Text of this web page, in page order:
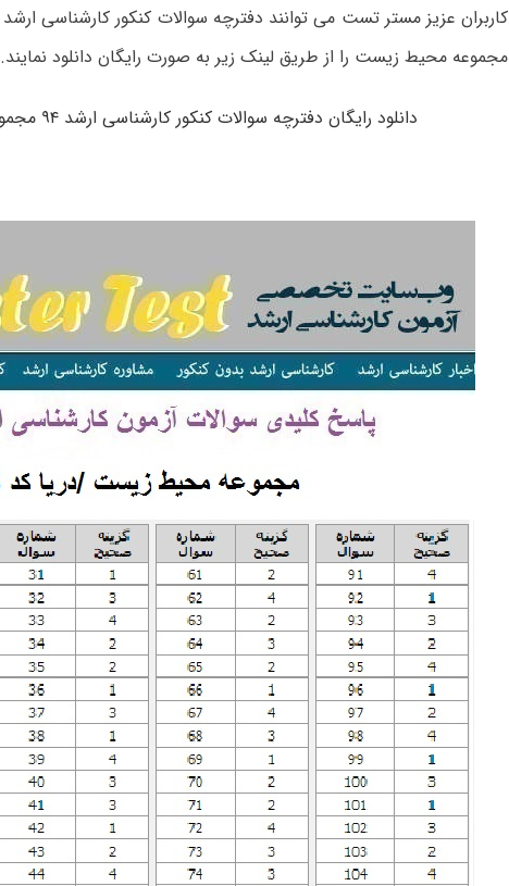
مجموعه محیط زیست را از طریق لینک زیر به صورت رایگان دانلود نمایند.
دانلود رایگان دفترچه سوالات کنکور کارشناسی ارشد ۹۴ مجموعه محیط زیست